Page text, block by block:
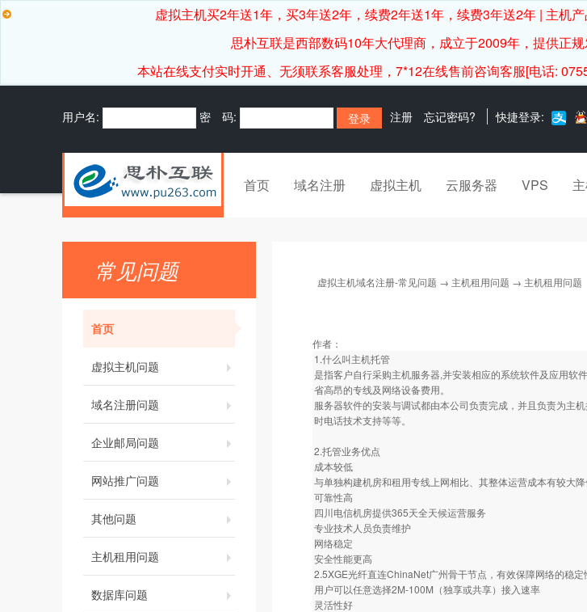
虚拟主机买2年送1年，买3年送2年，续费2年送1年，续费3年送2年 | 主机
思朴互联是西部数码10年大代理商，成立于2009年，提供正
本站在线支付实时开通、无须联系客服处理，7*12在线售前咨询客服[电话:
用户名: 密 码: 注册 忘记密码? 快捷登录:
首页 域名注册 虚拟主机 云服务器 VPS
常见问题
首页
虚拟主机问题
域名注册问题
企业邮局问题
网站推广问题
其他问题
主机租用问题
数据库问题
虚拟主机域名注册-常见问题 → 主机租用问题 → 主机租用问题
作者：
1.什么叫主机托管
是指客户自行采购主机服务器,并安装相应的系统软件及应用
省高昂的专线及网络设备费用。
服务器软件的安装与调试都由本公司负责完成，并且负责为主
时电话技术支持等等。
2.托管业务优点
成本较低
与单独构建机房和租用专线上网相比、其整体运营成本有较大降
可靠性高
四川电信机房提供365天全天候运营服务
专业技术人员负责维护
网络稳定
安全性能更高
2.5XGE光纤直连ChinaNet广州骨干节点，有效保障网络的稳定
用户可以任意选择2M-100M（独享或共享）接入速率
灵活性好